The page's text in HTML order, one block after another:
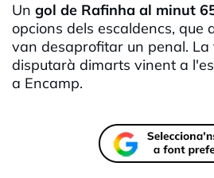
Un gol de Rafinha al minut
opcions dels escaldencs, que
van desaprofitar un penal. La
disputarà dimarts vinent a
a Encamp.